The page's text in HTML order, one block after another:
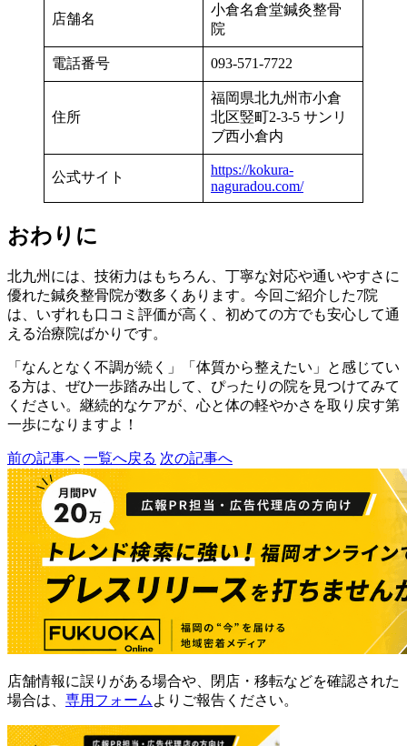
店舗名
小倉名倉堂鍼灸整骨
院
電話番号 093-571-7722
住所
福岡県北九州市小倉
北区竪町2-3-5 サンリ
ブ西小倉内
公式サイト
https://kokura-
naguradou.com/
おわりに
北九州には、技術力はもちろん、丁寧な対応や通いやすさに
優れた鍼灸整骨院が数多くあります。今回ご紹介した7院
は、いずれも口コミ評価が高く、初めての方でも安心して通
える治療院ばかりです。
「なんとなく不調が続く」「体質から整えたい」と感じてい
る方は、ぜひ一歩踏み出して、ぴったりの院を見つけてみて
ください。継続的なケアが、心と体の軽やかさを取り戻す第
一歩になりますよ！
前の記事へ 一覧へ戻る 次の記事へ
店舗情報に誤りがある場合や、閉店・移転などを確認された
場合は、 専用フォームよりご報告ください。